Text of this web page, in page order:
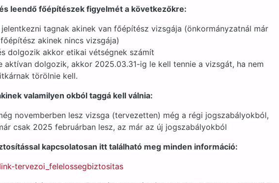
leendő főépítészek figyelmét a következőkre:
tagnak akinek van főépítész vizsgája (önkormányzatnál már
akinek nincs vizsgája)
dolgozik akkor etikai vétségnek számít
aktívan dolgozik, akkor 2025.03.31-ig le kell tennie a vizsgát, ha nem
törölnie kell.
valamilyen okból taggá kell válnia:
novemberben lesz vizsga (tervezetten) még a régi jogszabályokból,
csak 2025 februárban lesz, az már az új jogszabályokból
kapcsolatosan itt található meg minden információ:
tervezoi_felelossegbiztositas